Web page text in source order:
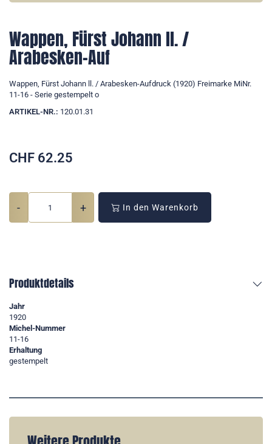
Wappen, Fürst Johann ll. /
Arabesken-Auf
Wappen, Fürst Johann ll. / Arabesken-Aufdruck (1920) Freimarke MiNr.
11-16 - Serie gestempelt o
ARTIKEL-NR.: 120.01.31
CHF 62.25
- + In den Warenkorb
Produktdetails
Jahr
1920
Michel-Nummer
11-16
Erhaltung
gestempelt